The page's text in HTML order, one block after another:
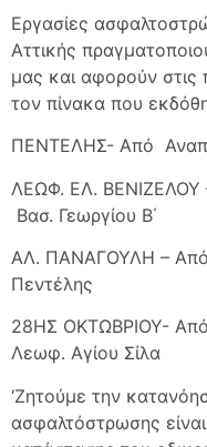
Εργασίες
Αττικής
μας και αφορούν
τον πίνακα που
ΠΕΝΤΕΛΗΣ- Από
ΛΕΩΦ. ΕΛ. ΒΕΝΙΖΕΛΟΥ
Βασ. Γεωργίου Β΄
ΑΛ. ΠΑΝΑΓΟΥΛΗ –
Πεντέλης
28ΗΣ ΟΚΤΩΒΡΙΟΥ-
Λεωφ. Αγίου Σίλα
‘Ζητούμε την
ασφαλτόστρωσης